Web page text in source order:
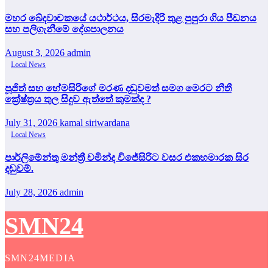
මහර ඛේදවාචකයේ යථාර්ථය, සිරමැදිරි තුළ පුපුරා ගිය පීඩනය
සහ පලිගැනීමේ දේශපාලනය
August 3, 2026 admin
Local News
පූජිත් සහ හේමසිරිගේ මරණ දඩුවමත් සමග මෙරට නීතී
ක්‍රේෂ්ත්‍රය තුල සිදුව ඇත්තේ කුමක්ද ?
July 31, 2026 kamal siriwardana
Local News
පාර්ලිමේන්තු මන්ත්‍රී චමින්ද විජේසිරිට වසර එකහමාරක සිර
දඬුවම්.
July 28, 2026 admin
SMN24
SMN24MEDIA